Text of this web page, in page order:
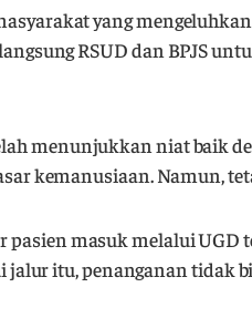
yang
RSUD dan BPJS
menunjukkan niat baik
kemanusiaan. Namun,
pasien masuk melalui
jalur itu, penanganan tidak